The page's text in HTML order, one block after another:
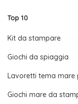
Top 10
Kit da stampare
Giochi da spiaggia
Lavoretti tema mare
Giochi mare da